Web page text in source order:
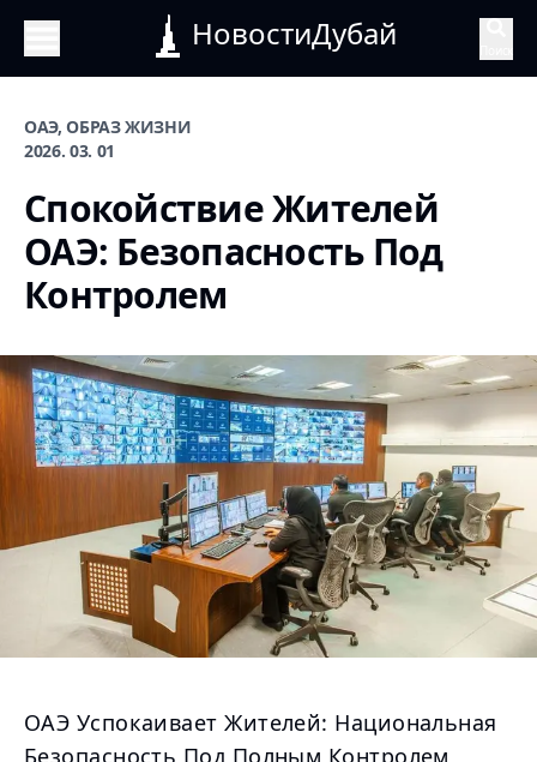
НовостиДубай
ОАЭ, ОБРАЗ ЖИЗНИ
2026. 03. 01
Спокойствие Жителей
ОАЭ: Безопасность Под
Контролем
ОАЭ Успокаивает Жителей: Национальная
Безопасность Под Полным Контролем